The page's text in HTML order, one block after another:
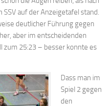
auf der Anzeigetafel stand.
deutlicher Führung gegen
aber im entscheidenden
zum 25:23 – besser konnte es
Dass man im
Spiel 2 gegen
den